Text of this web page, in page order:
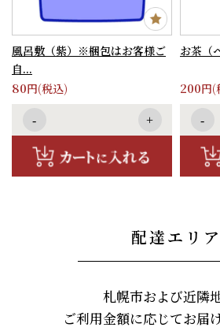
風呂敷（紫）※梱包はお客様ご
自...
80円(税込)
- +
お茶（
200円(
-
配達エリア
札幌市および近隣
ご利用金額に応じてお届